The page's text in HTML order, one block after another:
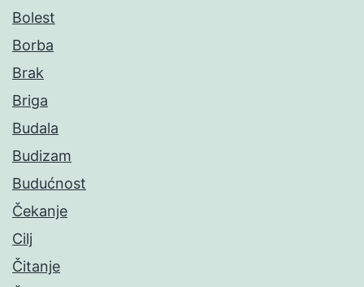
Bolest
Borba
Brak
Briga
Budala
Budizam
Budućnost
Čekanje
Cilj
Čitanje